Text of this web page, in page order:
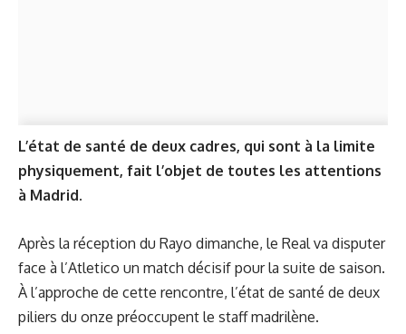
L’état de santé de deux cadres, qui sont à la limite
physiquement, fait l’objet de toutes les attentions
à Madrid.
Après la réception du Rayo dimanche, le Real va disputer
face à l’Atletico un match décisif pour la suite de saison.
À l’approche de cette rencontre, l’état de santé de deux
piliers du onze préoccupent le staff madrilène.